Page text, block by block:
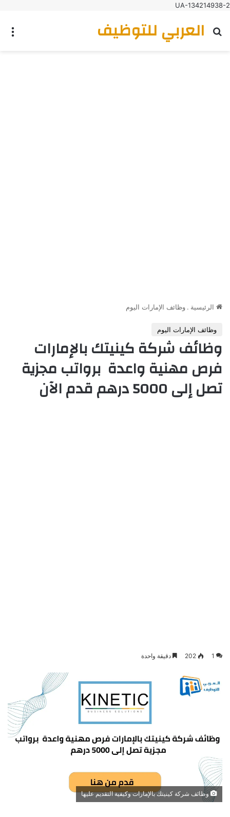
UA-134214938-2
العربي للتوظيف
بحث عن
الرئيسية . وظائف الإمارات اليوم
وظائف الإمارات اليوم
وظائف شركة كينيتك بالإمارات
فرص مهنية واعدة برواتب مجزية
تصل إلى 5000 درهم قدم الآن
1
202 دقيقة واحدة
وظائف شركة كينيتك بالإمارات وكيفية التقديم عليها